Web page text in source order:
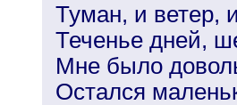
Туман, и ветер,
Теченье дней,
Мне было
Остался